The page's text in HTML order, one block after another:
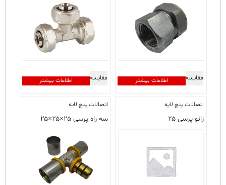
ممکن
محصول
شوند
اطلاعات بیشتر مقایسه اطلاعات بیشتر مقایسه
اتصالات پنج لایه
زانو پرسی ۲۵
اتصالات پنج لایه
سه راه پرسی ۲۵×۲۵×۲۵